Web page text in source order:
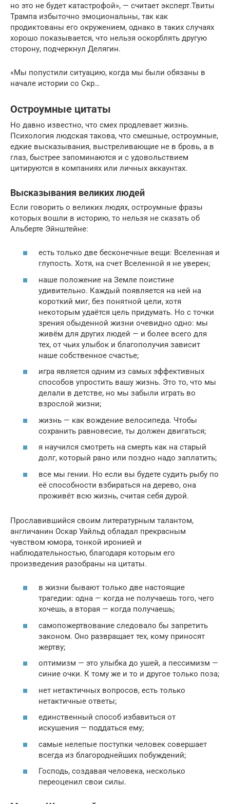
но это не будет катастрофой», — считает эксперт.Твиты
Трампа избыточно эмоциональны, так как
продиктованы его окружением, однако в таких случаях
хорошо показывается, что нельзя оскорблять другую
сторону, подчеркнул Делягин.
«Мы попустили ситуацию, когда мы были обязаны в
начале истории со Скр…
Остроумные цитаты
Но давно известно, что смех продлевает жизнь.
Психология людская такова, что смешные, остроумные,
едкие высказывания, выстреливающие не в бровь, а в
глаз, быстрее запоминаются и с удовольствием
цитируются в компаниях или личных аккаунтах.
Высказывания великих людей
Если говорить о великих людях, остроумные фразы
которых вошли в историю, то нельзя не сказать об
Альберте Эйнштейне:
есть только две бесконечные вещи: Вселенная и
глупость. Хотя, на счет Вселенной я не уверен;
наше положение на Земле поистине
удивительно. Каждый появляется на ней на
короткий миг, без понятной цели, хотя
некоторым удаётся цель придумать. Но с точки
зрения обыденной жизни очевидно одно: мы
живём для других людей — и более всего для
тех, от чьих улыбок и благополучия зависит
наше собственное счастье;
игра является одним из самых эффективных
способов упростить вашу жизнь. Это то, что мы
делали в детстве, но мы забыли играть во
взрослой жизни;
жизнь — как вождение велосипеда. Чтобы
сохранить равновесие, ты должен двигаться;
я научился смотреть на смерть как на старый
долг, который рано или поздно надо заплатить;
все мы гении. Но если вы будете судить рыбу по
её способности взбираться на дерево, она
проживёт всю жизнь, считая себя дурой.
Прославившийся своим литературным талантом,
англичанин Оскар Уайльд обладал прекрасным
чувством юмора, тонкой иронией и
наблюдательностью, благодаря которым его
произведения разобраны на цитаты.
в жизни бывают только две настоящие
трагедии: одна — когда не получаешь того, чего
хочешь, а вторая — когда получаешь;
самопожертвование следовало бы запретить
законом. Оно развращает тех, кому приносят
жертву;
оптимизм — это улыбка до ушей, а пессимизм —
синие очки. К тому же и то и другое только поза;
нет нетактичных вопросов, есть только
нетактичные ответы;
единственный способ избавиться от
искушения — поддаться ему;
самые нелепые поступки человек совершает
всегда из благороднейших побуждений;
Господь, создавая человека, несколько
переоценил свои силы.